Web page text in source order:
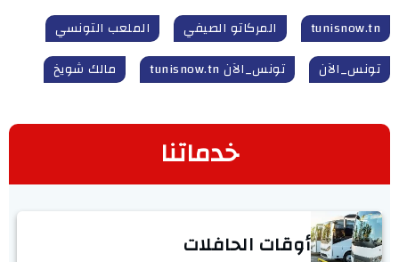
tunisnow.tn المركاتو الصيفي
الملعب التونسي
تونس_الآن
تونس_الآن tunisnow.tn مالك شويخ
خدماتنا
أوقات الحافلات